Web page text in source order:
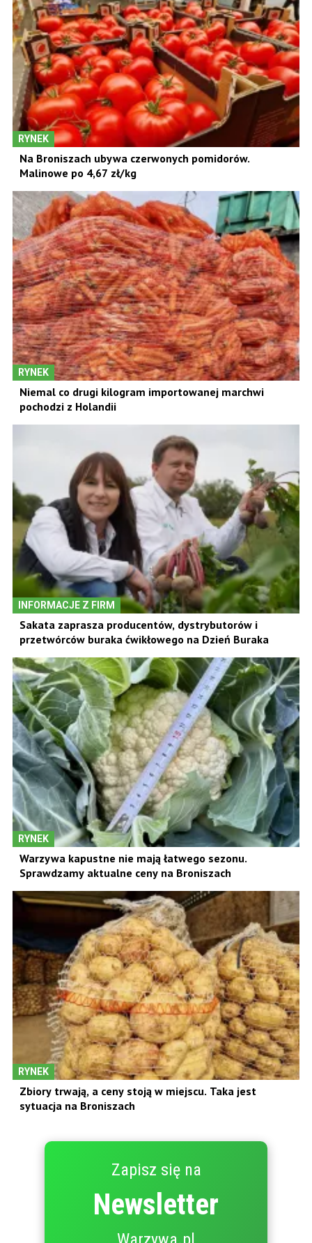
RYNEK
Na Broniszach ubywa czerwonych pomidorów.
Malinowe po 4,67 zł/kg
RYNEK
Niemal co drugi kilogram importowanej marchwi
pochodzi z Holandii
INFORMACJE Z FIRM
Sakata zaprasza producentów, dystrybutorów i
przetwórców buraka ćwikłowego na Dzień Buraka
RYNEK
Warzywa kapustne nie mają łatwego sezonu.
Sprawdzamy aktualne ceny na Broniszach
RYNEK
Zbiory trwają, a ceny stoją w miejscu. Taka jest
sytuacja na Broniszach
Zapisz się na
Newsletter